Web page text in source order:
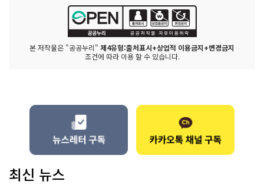
본 저작물은 "공공누리" 제4유형:출처표시+상업적 이용금지+변경금지
조건에 따라 이용 할 수 있습니다.
최신 뉴스